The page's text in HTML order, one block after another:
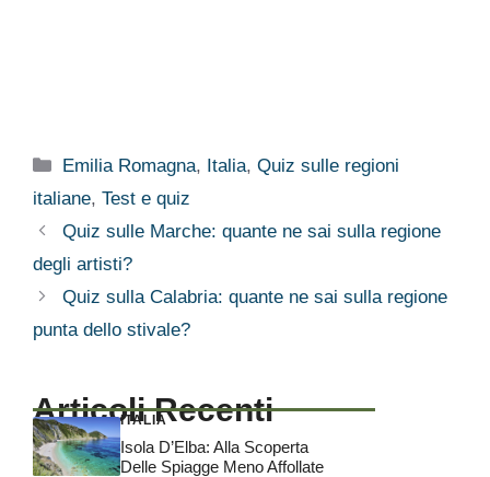
Categorie
Emilia Romagna, Italia,Quiz sulle regioni
italiane, Test e quiz
Quiz sulle Marche: quante ne sai sulla regione
degli artisti?
Quiz sulla Calabria: quante ne sai sulla regione
punta dello stivale?
Articoli Recenti
ITALIA
Isola D’Elba: Alla Scoperta
Delle Spiagge Meno Affollate